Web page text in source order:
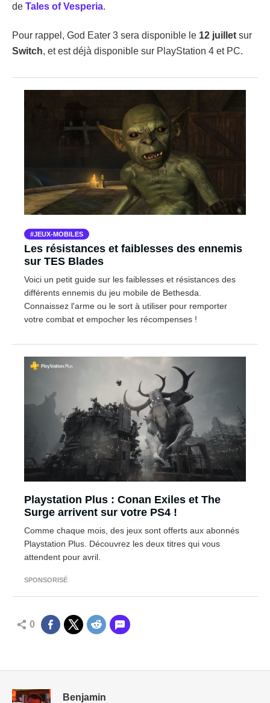
de Tales of Vesperia.
Pour rappel, God Eater 3 sera disponible le 12 juillet sur
Switch, et est déjà disponible sur PlayStation 4 et PC.
JEUX-MOBILES
Les résistances et faiblesses des ennemis
sur TES Blades
Voici un petit guide sur les faiblesses et résistances des
différents ennemis du jeu mobile de Bethesda.
Connaissez l'arme ou le sort à utiliser pour remporter
votre combat et empocher les récompenses !
Playstation Plus : Conan Exiles et The
Surge arrivent sur votre PS4 !
Comme chaque mois, des jeux sont offerts aux abonnés
Playstation Plus. Découvrez les deux titres qui vous
attendent pour avril.
SPONSORISÉ
0
Benjamin